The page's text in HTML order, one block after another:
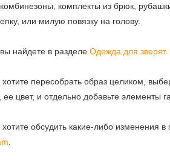
комплекты из брюк,
или милую повязку на голову.
найдете в разделе Одежда для зверят.
пересобрать образ целиком,
цвет, и отдельно добавьте элементы
обсудить какие-либо изменения в